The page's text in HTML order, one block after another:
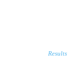
Results